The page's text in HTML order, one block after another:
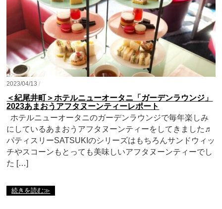
2023/04/13/
＜紀尾井町＞ホテルニューオータニ「ガーデンラウンジ」
2023あまおうアフタヌーンティーレポート
ホテルニューオータニのガーデンラウンジで毎年楽しみ
にしているあまおうアフタヌーンティーをしてきました♬
パティスリーSATSUKIのシリーズはもちろんサンドウィッ
チやスコーンもとっても美味しいアフタヌーンティーでし
た […]
続きを読む≫